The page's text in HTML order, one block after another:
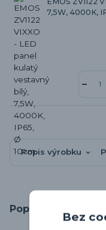
7,5W, 4000K,
Popis výrobku
Popis výrobku
Bez